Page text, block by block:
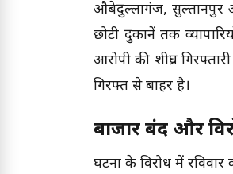
औबेदुल्लागंज, सुल्तानपुर
छोटी दुकानें तक
आरोपी की शीघ्र
गिरफ्त से बाहर है।
बाजार बंद और
घटना के विरोध में